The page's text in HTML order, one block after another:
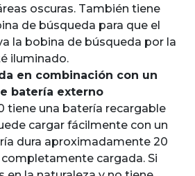
oscuras. También tiene
de búsqueda para que el
la bobina de búsqueda por la
iluminado.
en combinación con un
batería externo
tiene una batería recargable
cargar fácilmente con un
dura aproximadamente 20
cargada. Si